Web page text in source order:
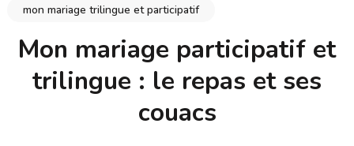
mon mariage trilingue et participatif
Mon mariage participatif et
trilingue : le repas et ses
couacs